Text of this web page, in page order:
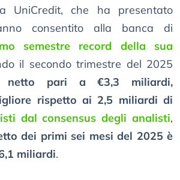
UniCredit, che ha presentato
consentito alla banca di
semestre record della sua
il secondo trimestre del 2025
pari a €3,3 miliardi,
rispetto ai 2,5 miliardi di
dal consensus degli analisti,
dei primi sei mesi del 2025 è
miliardi.